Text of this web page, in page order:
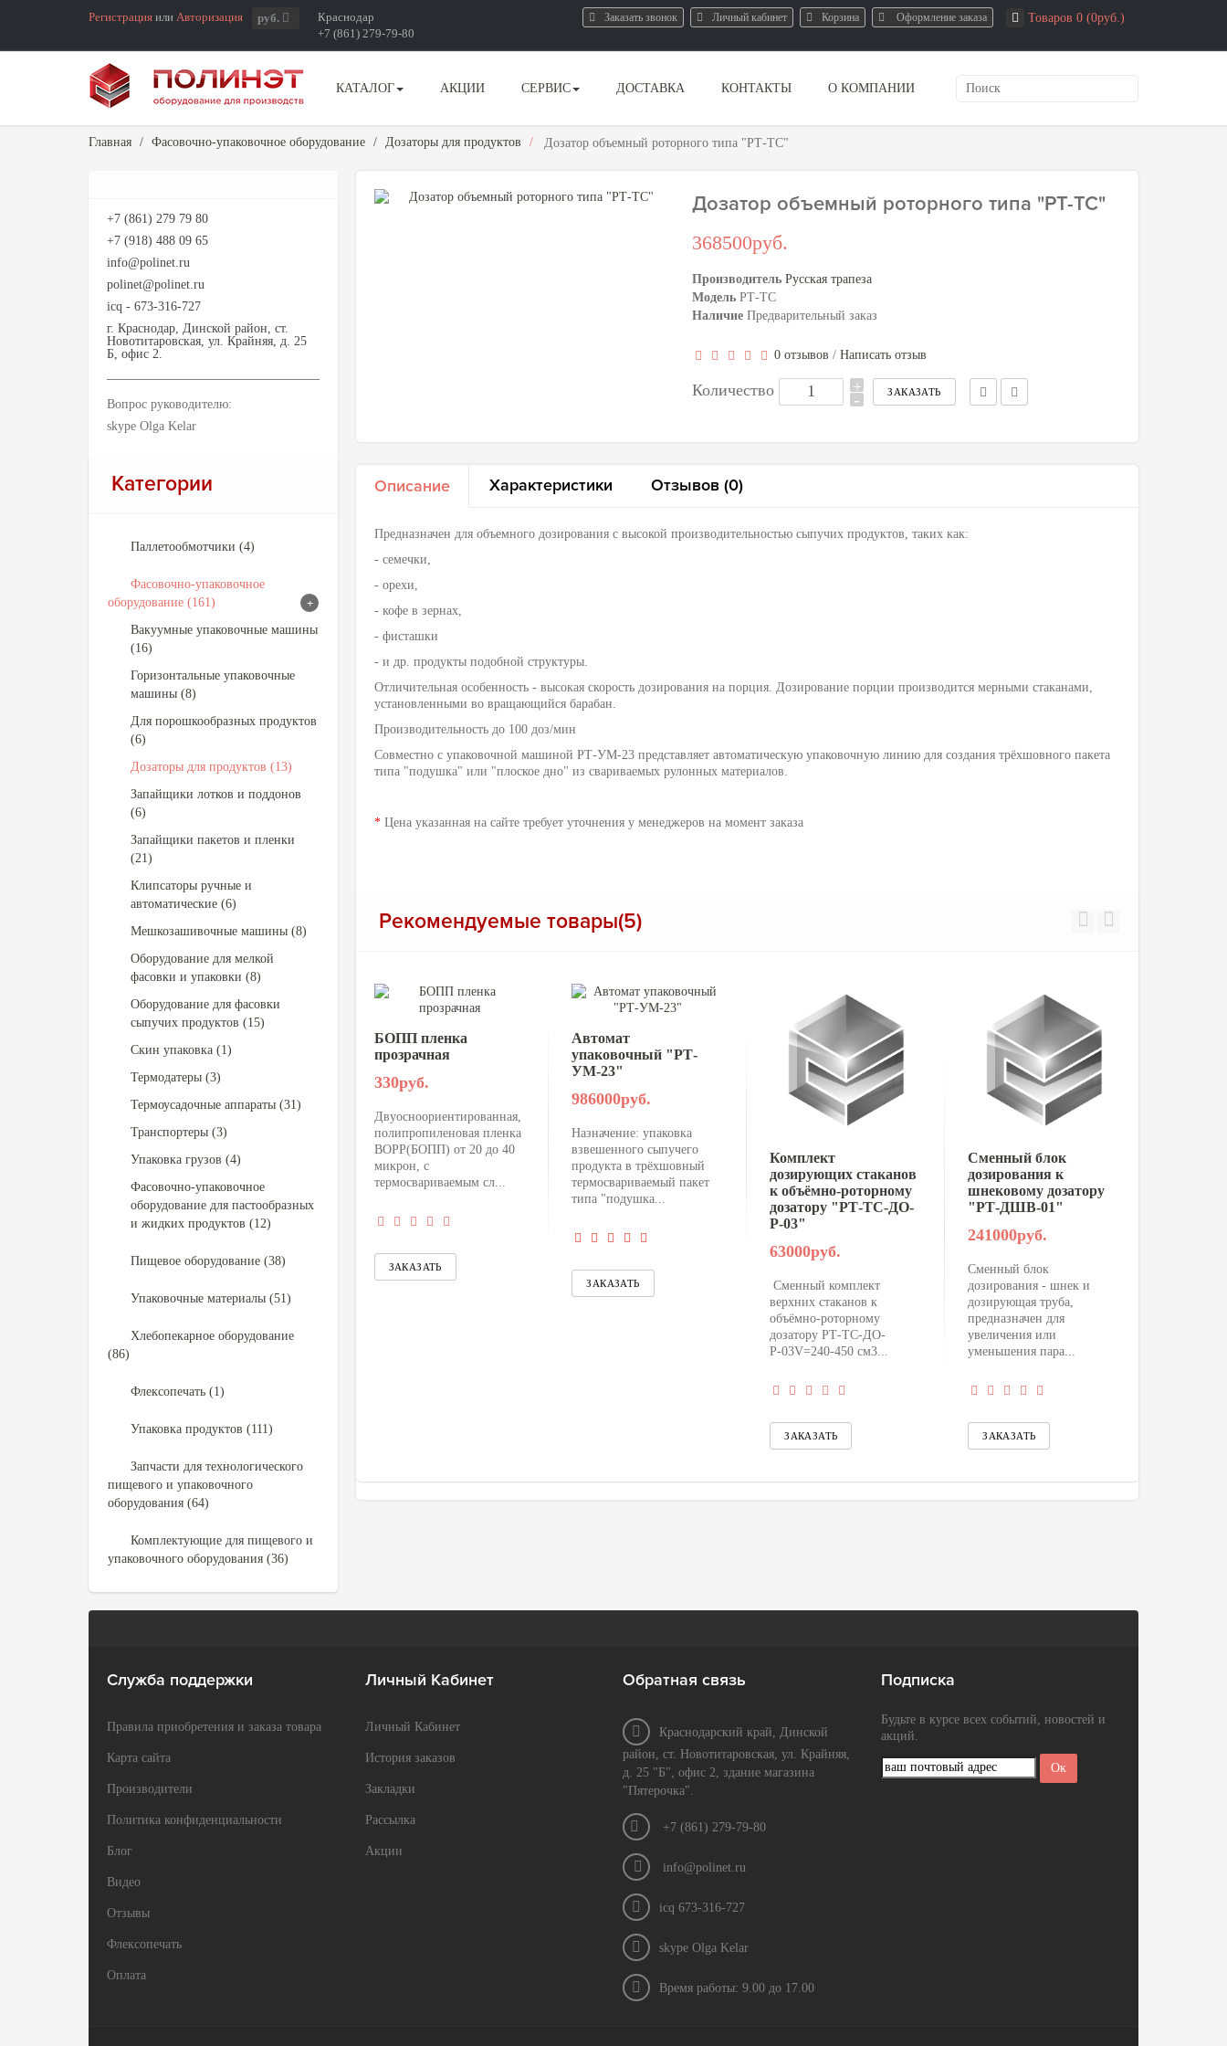
Регистрация или Авторизация руб.
Краснодар
+7 (861) 279-79-80
Товаров 0 (0руб.)
Заказать звонок Личный кабинет Корзина Оформление заказа
КАТАЛОГ АКЦИИ СЕРВИС ДОСТАВКА КОНТАКТЫ О КОМПАНИИ
Главная Фасовочно-упаковочное оборудование Дозаторы для продуктов Дозатор объемный роторного типа "РТ-ТС"
+7 (861) 279 79 80
+7 (918) 488 09 65
info@polinet.ru
polinet@polinet.ru
icq - 673-316-727
г. Краснодар, Динской район, ст.
Новотитаровская, ул. Крайняя, д. 25
Б, офис 2.
Вопрос руководителю:
skype Olga Kelar
Категории
Паллетообмотчики (4)
Фасовочно-упаковочное
оборудование (161)
+
Вакуумные упаковочные машины
(16)
Горизонтальные упаковочные
машины (8)
Для порошкообразных продуктов
(6)
Дозаторы для продуктов (13)
Запайщики лотков и поддонов
(6)
Запайщики пакетов и пленки
(21)
Клипсаторы ручные и
автоматические (6)
Мешкозашивочные машины (8)
Оборудование для мелкой
фасовки и упаковки (8)
Оборудование для фасовки
сыпучих продуктов (15)
Скин упаковка (1)
Термодатеры (3)
Термоусадочные аппараты (31)
Транспортеры (3)
Упаковка грузов (4)
Фасовочно-упаковочное
оборудование для пастообразных
и жидких продуктов (12)
Пищевое оборудование (38)
Упаковочные материалы (51)
Хлебопекарное оборудование
(86)
Флексопечать (1)
Упаковка продуктов (111)
Запчасти для технологического
пищевого и упаковочного
оборудования (64)
Комплектующие для пищевого и
упаковочного оборудования (36)
Дозатор объемный роторного типа "РТ-ТС"
368500руб.
Производитель Русская трапеза
Модель РТ-ТС
Наличие Предварительный заказ
0 отзывов /Написать отзыв
Количество +
-
Описание Характеристики Отзывов (0)
Предназначен для объемного дозирования с высокой производительностью сыпучих продуктов, таких как:
- семечки,
- орехи,
- кофе в зернах,
- фисташки
- и др. продукты подобной структуры.
Отличительная особенность - высокая скорость дозирования на порция. Дозирование порции производится мерными стаканами,
установленными во вращающийся барабан.
Производительность до 100 доз/мин
Совместно с упаковочной машиной РТ-УМ-23 представляет автоматическую упаковочную линию для создания трёхшовного пакета
типа "подушка" или "плоское дно" из свариваемых рулонных материалов.
*Цена указанная на сайте требует уточнения у менеджеров на момент заказа
Рекомендуемые товары(5)
БОПП пленка
прозрачная
330руб.
Двуосноориентированная,
полипропиленовая пленка
BOPP(БОПП) от 20 до 40
микрон, с
термосвариваемым сл...
Автомат
упаковочный "РТ-
УМ-23"
986000руб.
Назначение: упаковка
взвешенного сыпучего
продукта в трёхшовный
термосвариваемый пакет
типа "подушка...
Комплект
дозирующих стаканов
к объёмно-роторному
дозатору "РТ-ТС-ДО-
Р-03"
63000руб.
Сменный комплект
верхних стаканов к
объёмно-роторному
дозатору РТ-ТС-ДО-
Р-03V=240-450 см3...
Сменный блок
дозирования к
шнековому дозатору
"РТ-ДШВ-01"
241000руб.
Сменный блок
дозирования - шнек и
дозирующая труба,
предназначен для
увеличения или
уменьшения пара...
Служба поддержки
Правила приобретения и заказа товара
Карта сайта
Производители
Политика конфиденциальности
Блог
Видео
Отзывы
Флексопечать
Оплата
Личный Кабинет
Личный Кабинет
История заказов
Закладки
Рассылка
Акции
Обратная связь
Краснодарский край, Динской
район, ст. Новотитаровская, ул. Крайняя,
д. 25 "Б", офис 2, здание магазина
"Пятерочка".
+7 (861) 279-79-80
info@polinet.ru
icq 673-316-727
skype Olga Kelar
Время работы: 9.00 до 17.00
Подписка
Будьте в курсе всех событий, новостей и
акций.